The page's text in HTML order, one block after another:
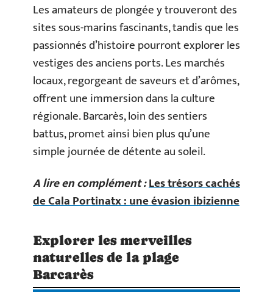
Les amateurs de plongée y trouveront des
sites sous-marins fascinants, tandis que les
passionnés d’histoire pourront explorer les
vestiges des anciens ports. Les marchés
locaux, regorgeant de saveurs et d’arômes,
offrent une immersion dans la culture
régionale. Barcarès, loin des sentiers
battus, promet ainsi bien plus qu’une
simple journée de détente au soleil.
A lire en complément :Les trésors cachés
de Cala Portinatx : une évasion ibizienne
Explorer les merveilles
naturelles de la plage
Barcarès